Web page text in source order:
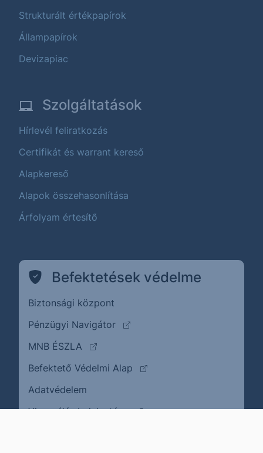
Strukturált értékpapírok
Állampapírok
Devizapiac
Szolgáltatások
Hírlevél feliratkozás
Certifikát és warrant kereső
Alapkereső
Alapok összehasonlítása
Árfolyam értesítő
Befektetések védelme
Biztonsági központ
Pénzügyi Navigátor
(külső oldalra ugrik)
MNB ÉSZLA
(külső oldalra ugrik)
Befektető Védelmi Alap
(külső oldalra ugrik)
Adatvédelem
Visszaélés bejelentése(külső oldalra ugrik)